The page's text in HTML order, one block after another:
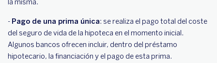
la misma.
- Pago de una prima única: se realiza el pago total del coste
del seguro de vida de la hipoteca en el momento inicial.
Algunos bancos ofrecen incluir, dentro del préstamo
hipotecario, la financiación y el pago de esta prima.